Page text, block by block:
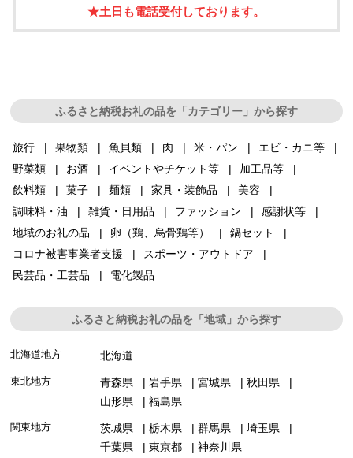
★土日も電話受付しております。
ふるさと納税お礼の品を「カテゴリー」から探す
旅行 果物類 魚貝類 肉 米・パン
エビ・カニ等
野菜類
お酒 イベントやチケット等
加工品等
飲料類
菓子 麺類 家具・装飾品
美容
調味料・油
雑貨・日用品 ファッション
感謝状等
地域のお礼の品
卵（鶏、烏骨鶏等）
鍋セット
コロナ被害事業者支援
スポーツ・アウトドア
民芸品・工芸品
電化製品
ふるさと納税お礼の品を「地域」から探す
北海道地方 北海道
東北地方 青森県 岩手県 宮城県
秋田県
山形県
福島県
関東地方 茨城県 栃木県 群馬県
埼玉県
千葉県
東京都 神奈川県